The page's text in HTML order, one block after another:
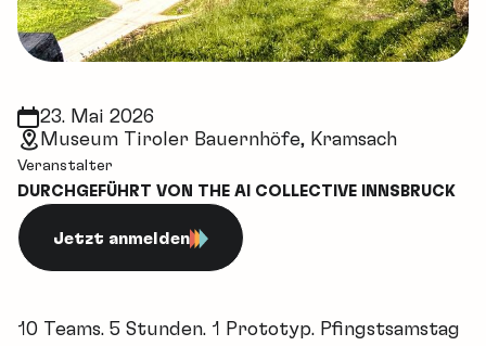
10 Teams. 5 Stunden. 1 Prototyp. ​Pfingstsamstag
Jetzt anmelden
23. Mai 2026
Museum Tiroler Bauernhöfe, Kramsach
Veranstalter
DURCHGEFÜHRT VON THE AI COLLECTIVE INNSBRUCK